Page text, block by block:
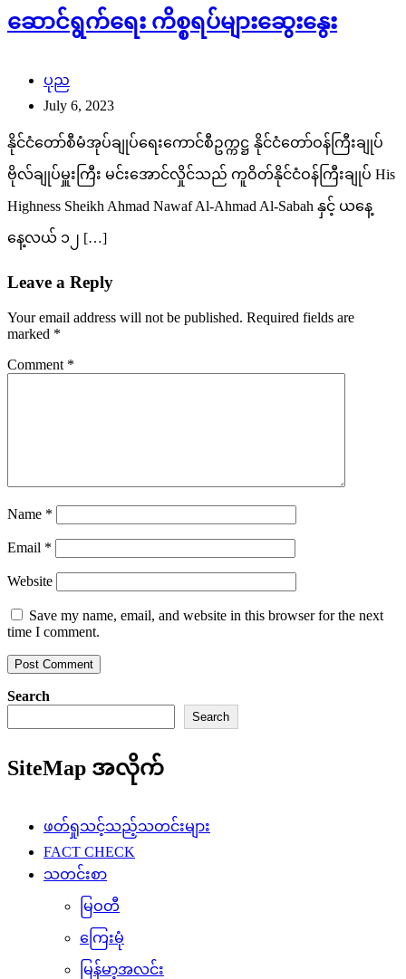
ဆောင်ရွက်ရေး ကိစ္စရပ်များဆွေးနွေး
ပုည
July 6, 2023
နိုင်ငံတော်စီမံအုပ်ချုပ်ရေးကောင်စီဥက္ကဋ္ဌ နိုင်ငံတော်ဝန်ကြီးချုပ်
ဗိုလ်ချုပ်မှူးကြီး မင်းအောင်လှိုင်သည် ကူဝိတ်နိုင်ငံဝန်ကြီးချုပ် His
Highness Sheikh Ahmad Nawaf Al-Ahmad Al-Sabah နှင့် ယနေ့
နေ့လယ် ၁၂ […]
Leave a Reply
Your email address will not be published. Required fields are
marked *
Comment *
Name *
Email *
Website
Save my name, email, and website in this browser for the next
time I comment.
Search
Search
SiteMap အလိုက်
ဖတ်ရှုသင့်သည့်သတင်းများ
FACT CHECK
သတင်းစာ
မြဝတီ
ကြေးမုံ
မြန်မာ့အလင်း